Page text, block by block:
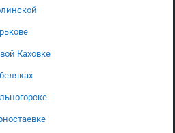
Каховке